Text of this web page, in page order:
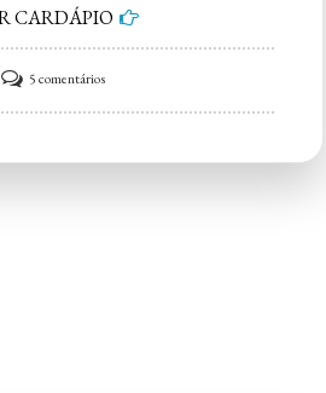
CARDÁPIO
5 comentáriosem
PASTELARIA